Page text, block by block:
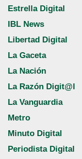
Estrella Digital
IBL News
Libertad Digital
La Gaceta
La Nación
La Razón Digit@l
La Vanguardia
Metro
Minuto Digital
Periodista Digital